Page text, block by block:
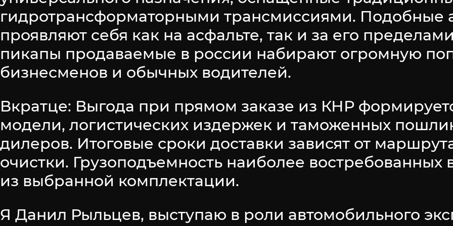
гидротрансформаторными трансмиссиями. Подобные
проявляют себя как на асфальте, так и за его
пикапы продаваемые в россии набирают огромную
бизнесменов и обычных водителей.
Вкратце: Выгода при прямом заказе из КНР
модели, логистических издержек и таможенных
дилеров. Итоговые сроки доставки зависят от
очистки. Грузоподъемность наиболее востребованных
из выбранной комплектации.
Я Данил Рыльцев, выступаю в роли автомобильного